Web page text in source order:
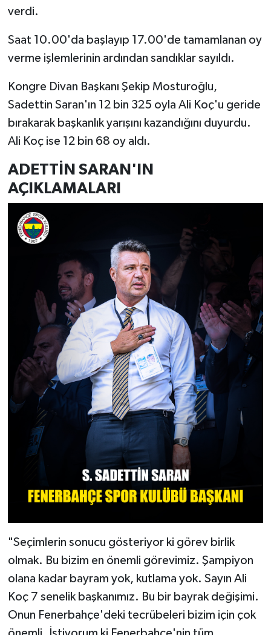
verdi.
Saat 10.00'da başlayıp 17.00'de tamamlanan oy
verme işlemlerinin ardından sandıklar sayıldı.
Kongre Divan Başkanı Şekip Mosturoğlu,
Sadettin Saran'ın 12 bin 325 oyla Ali Koç'u geride
bırakarak başkanlık yarışını kazandığını duyurdu.
Ali Koç ise 12 bin 68 oy aldı.
ADETTİN SARAN'IN
AÇIKLAMALARI
"Seçimlerin sonucu gösteriyor ki görev birlik
olmak. Bu bizim en önemli görevimiz. Şampiyon
olana kadar bayram yok, kutlama yok. Sayın Ali
Koç 7 senelik başkanımız. Bu bir bayrak değişimi.
Onun Fenerbahçe'deki tecrübeleri bizim için çok